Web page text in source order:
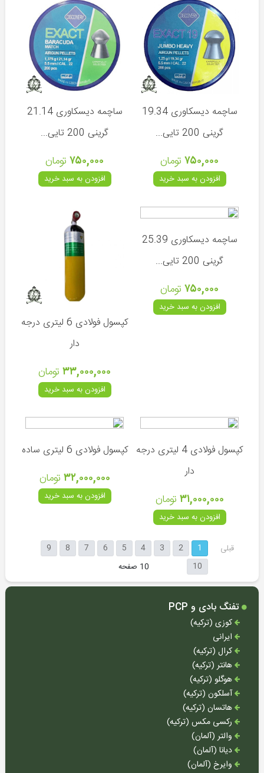
چرخ
ماهیگیری
طعمه
ماهیگیری
ماهیگیری
دوربین
شکاری
دوربین
یاب
دستی
کپسول
جانبی
کمپ
کوهنوردی
دستکش
جوراب
پوتین
کیف
کوله
کیسه
خواب
ساچمه دیسکاوری 19.34
گرینی 200 تایی...
۷۵۰,۰۰۰ تومان
افزودن به سبد خرید
ساچمه دیسکاوری 21.14
گرینی 200 تایی...
۷۵۰,۰۰۰ تومان
افزودن به سبد خرید
ساچمه دیسکاوری 25.39
گرینی 200 تایی...
۷۵۰,۰۰۰ تومان
افزودن به سبد خرید
کپسول فولادی 6 لیتری درجه
دار
۳۳,۰۰۰,۰۰۰ تومان
افزودن به سبد خرید
کپسول فولادی 4 لیتری درجه
دار
۳۱,۰۰۰,۰۰۰ تومان
افزودن به سبد خرید
کپسول فولادی 6 لیتری ساده
۳۲,۰۰۰,۰۰۰ تومان
افزودن به سبد خرید
قبلی 1
2
3
4
5
6
7
8
9
10
10 صفحه
تفنگ بادی و PCP
کوزی (ترکیه)
ایرانی
کرال (ترکیه)
هانتر (ترکیه)
هوگلو (ترکیه)
آسلکون (ترکیه)
هاتسان (ترکیه)
رکسی مکس (ترکیه)
والتر (آلمان)
دیانا (آلمان)
وایرخ (آلمان)